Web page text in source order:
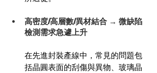
高密度/高層數/異材結合 → 微缺陷
檢測需求急遽上升
在先進封裝產線中，常見的問題包
括晶圓表面的刮傷與異物、玻璃晶